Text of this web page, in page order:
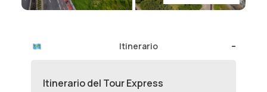
Itinerario
Itinerario del Tour Express